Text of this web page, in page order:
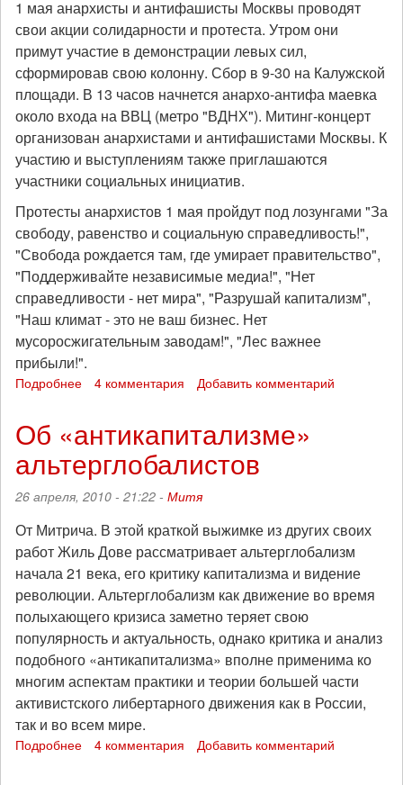
пор
сотрясает
этот
несправедливый
мир
1 мая анархисты и антифашисты Москвы проводят
свои акции солидарности и протеста. Утром они
примут участие в демонстрации левых сил,
сформировав свою колонну. Сбор в 9-30 на Калужской
площади. В 13 часов начнется анархо-антифа маевка
около входа на ВВЦ (метро "ВДНХ"). Митинг-концерт
организован анархистами и антифашистами Москвы. К
участию и выступлениям также приглашаются
участники социальных инициатив.
Протесты анархистов 1 мая пройдут под лозунгами "За
свободу, равенство и социальную справедливость!",
"Свобода рождается там, где умирает правительство",
"Поддерживайте независимые медиа!", "Нет
справедливости - нет мира", "Разрушай капитализм",
"Наш климат - это не ваш бизнес. Нет
мусоросжигательным заводам!", "Лес важнее
прибыли!".
Подробнее
в
Анархо-
антифа
4 комментария Добавить комментарий
Об «антикапитализме»
альтерглобалистов
26 апреля, 2010 - 21:22 - Митя
От Митрича. В этой краткой выжимке из других своих
работ Жиль Дове рассматривает альтерглобализм
начала 21 века, его критику капитализма и видение
революции. Альтерглобализм как движение во время
полыхающего кризиса заметно теряет свою
популярность и актуальность, однако критика и анализ
подобного «антикапитализма» вполне применима ко
многим аспектам практики и теории большей части
активистского либертарного движения как в России,
так и во всем мире.
Подробнее 4 комментария Добавить комментарий